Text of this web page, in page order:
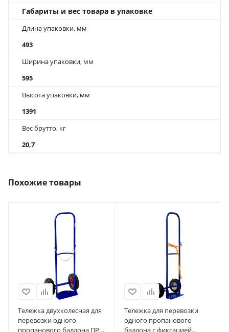
Габариты и вес товара в упаковке
Длина упаковки, мм
493
Ширина упаковки, мм
595
Высота упаковки, мм
1391
Вес брутто, кг
20,7
Похожие товары
Тележка двухколесная для
перевозки одного
пропанового баллона ПР 1
Тележка для перевозки
одного пропанового
баллона с фиксацией